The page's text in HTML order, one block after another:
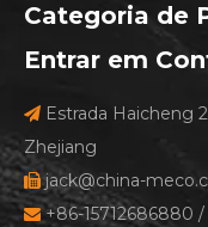
Categoria de
Entrar em
 Estrada Haicheng
Zhejiang
 jack@china-
+86-15712686880